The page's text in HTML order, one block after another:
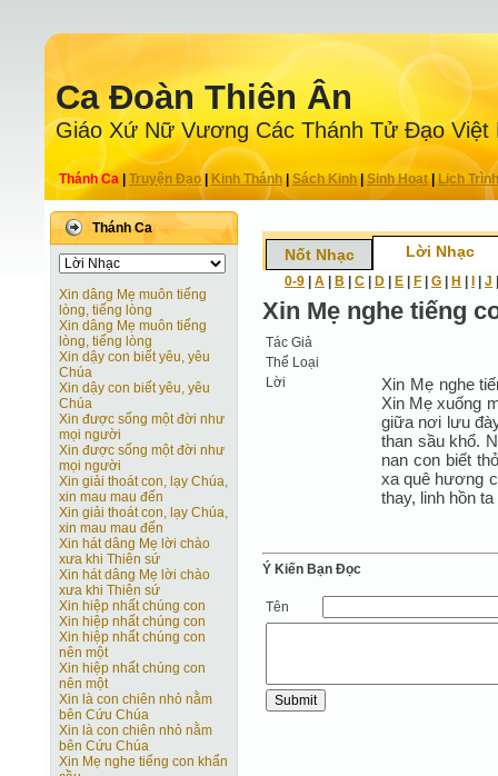
Ca Ðoàn Thiên Ân
Giáo Xứ Nữ Vương Các Thánh Tử Ðạo Việt
Thánh Ca Truyện Ðạo| Kinh Thánh Sách Kinh|Sinh Hoạt| Lịch Trình
Thánh Ca
Xin dâng Mẹ muôn tiếng
lòng, tiếng lòng
Xin dâng Mẹ muôn tiếng
lòng, tiếng lòng
Xin dậy con biết yêu, yêu
Chúa
Xin dậy con biết yêu, yêu
Chúa
Xin được sống một đời như
mọi người
Xin được sống một đời như
mọi người
Xin giải thoát con, lạy Chúa,
xin mau mau đến
Xin giải thoát con, lạy Chúa,
xin mau mau đến
Xin hát dâng Mẹ lời chào
xưa khi Thiên sứ
Xin hát dâng Mẹ lời chào
xưa khi Thiên sứ
Xin hiệp nhất chúng con
Xin hiệp nhất chúng con
Xin hiệp nhất chúng con
nên một
Xin hiệp nhất chúng con
nên một
Xin là con chiên nhỏ nằm
bên Cứu Chúa
Xin là con chiên nhỏ nằm
bên Cứu Chúa
Xin Mẹ nghe tiếng con khẩn
Nốt Nhạc Lời Nhạc
0-9 A B C D E F G H J
Xin Mẹ nghe tiếng
Tác Giả
Thể Loại
Lời
Xin Mẹ nghe
Xin Mẹ xuống
giữa nơi lưu
than sầu khổ.
nan con biết
xa quê hương
thay, linh hồn
Ý Kiến Bạn Ðọc
Tên